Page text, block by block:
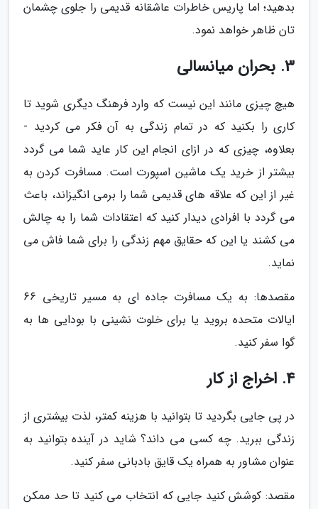
بدهید؛ اما پاریس خاطرات عاشقانه قدیمی را جلوی چشمان
تان ظاهر خواهد نمود.
3. بحران میانسالی
هیچ چیزی مانند این نیست که وارد فرهنگ دیگری شوید تا
کاری را بکنید که در تمام زندگی به آن فکر می کردید -
بعلاوه، چیزی که در ازای انجام این کار عاید شما می گردد
بیشتر از خرید یک ماشین اسپورت است. مسافرت کردن به
غیر از این که علاقه های قدیمی شما را برمی انگیزاند، باعث
می گردد با افرادی دیدار کنید که اعتقادات شما را به چالش
می کشند یا این که حقایق مهم زندگی را برای شما فاش می
نماید.
مقصدها: به یک مسافرت جاده ای به مسیر تاریخی 66
ایالات متحده بروید یا برای خلوت نشینی با بودایی ها به
گوا سفر کنید.
4. اخراج از کار
در پی جایی بگردید تا بتوانید با هزینه کمتر، لذت بیشتری از
زندگی ببرید. چه کسی می داند؟ شاید در آینده بتوانید به
عنوان مشاور به همراه یک قایق بادبانی سفر کنید.
مقصد: کوشش کنید جایی که انتخاب می کنید تا حد ممکن